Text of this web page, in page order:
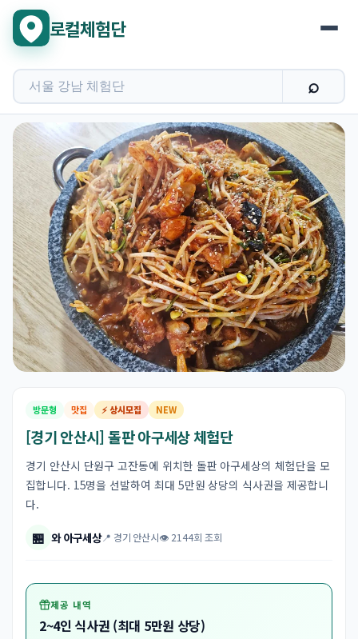
로컬체험단
방문형 맛집 ⚡ 상시모집 NEW
[경기 안산시] 돌판 아구세상 체험단
경기 안산시 단원구 고잔동에 위치한 돌판 아구세상의 체험단을 모
집합니다. 15명을 선발하여 최대 5만원 상당의 식사권을 제공합니
다.
🏪 와 아구세상📍 경기 안산시👁 2144회 조회
제공 내역
2~4인 식사권 (최대 5만원 상당)